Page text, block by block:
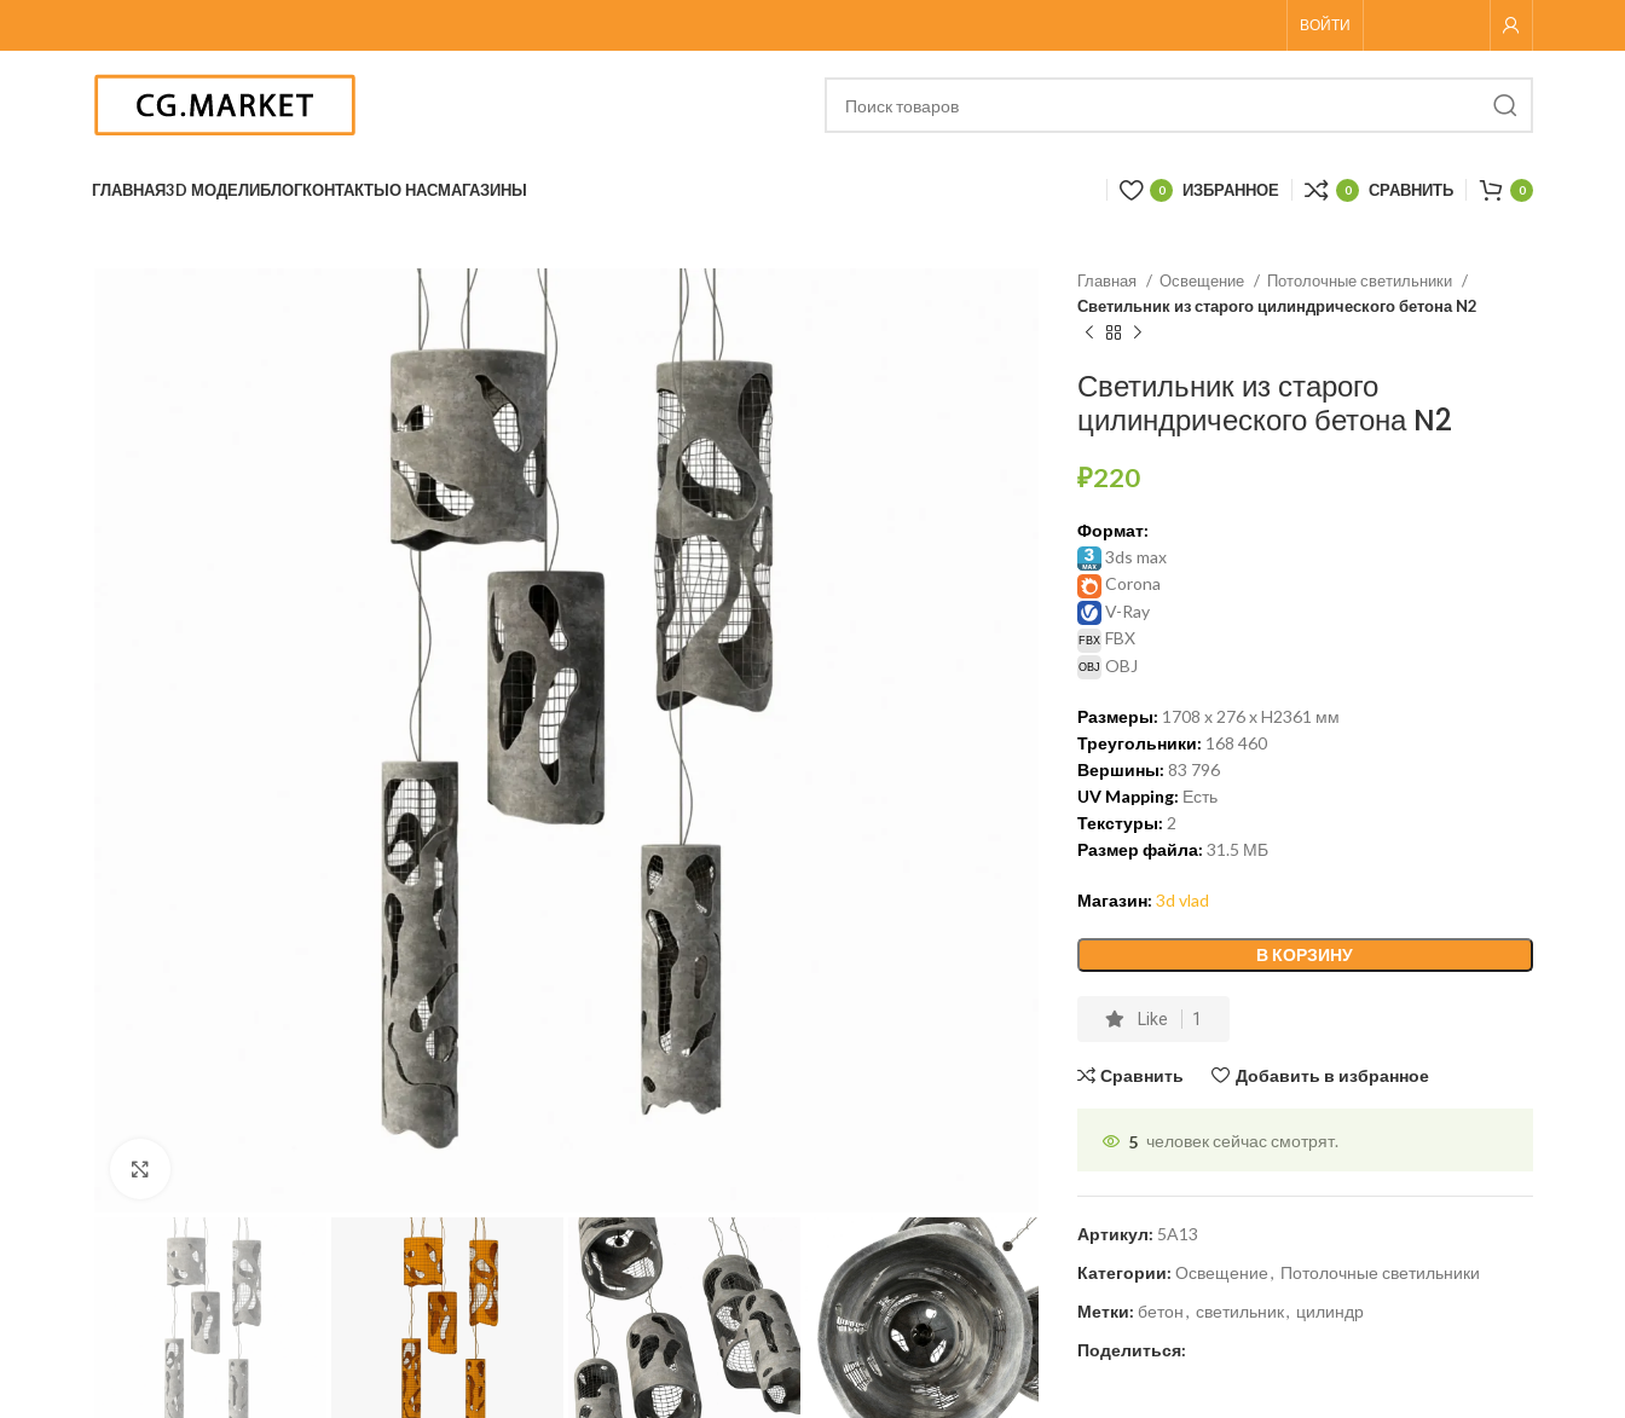
ВОЙТИ
ГЛАВНАЯ3D МОДЕЛИБЛОГКОНТАКТЫО НАСМАГАЗИНЫ 0 ИЗБРАННОЕ 0 СРАВНИТЬ 0
Главная Освещение
Потолочные светильники
Светильник из старого цилиндрического бетона N2
Светильник из старого
цилиндрического бетона N2
₽220
Формат:
3ds max
Corona
V-Ray
FBX
OBJ
Размеры: 1708 x 276 x H2361 мм
Треугольники: 168 460
Вершины: 83 796
UV Mapping: Есть
Текстуры: 2
Размер файла: 31.5 МБ
Магазин: 3d vlad
В КОРЗИНУ
Like 1
Сравнить Добавить в избранное
5 человек сейчас смотрят.
Артикул: 5A13
Категории: Освещение, Потолочные светильники
Метки: бетон, светильник, цилиндр
Поделиться: